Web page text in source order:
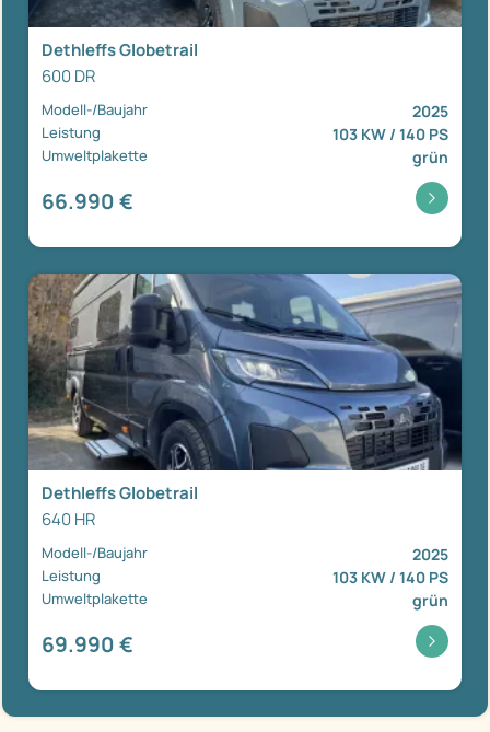
Dethleffs Globetrail
600 DR
Modell-/Baujahr 2025
Leistung 103 KW / 140 PS
Umweltplakette grün
66.990 €
Dethleffs Globetrail
640 HR
Modell-/Baujahr 2025
Leistung 103 KW / 140 PS
Umweltplakette grün
69.990 €